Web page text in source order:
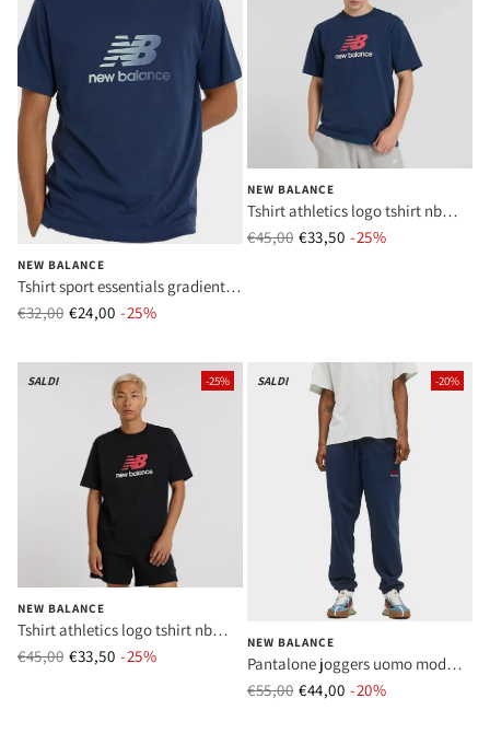
NEW BALANCE
Tshirt sport essentials gradient
logo tshirt nb navy uomo mod€24,00 -25%Prezzo di vendita
Prezzo normale
€32,00
NEW BALANCE
Tshirt athletics logo tshirt nb
navy uomo mod mt51500 nny
€33,50 -25%Prezzo di
Prezzo normale
€45,00
-25%
SALDI
NEW BALANCE
Tshirt athletics logo tshirt nb
navy uomo mod mt51500 bk
€33,50 -25%Prezzo di vendita
Prezzo normale
€45,00
-20%
SALDI
NEW BALANCE
Pantalone joggers uomo mod
up21500 ngo blu
€44,00 -20%Prezzo di
Prezzo normale
€55,00